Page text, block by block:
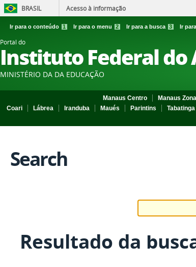
BRASIL Acesso à informação
Ir para o conteúdo 1 Ir para o menu 2 Ir para a busca 3 Ir
Portal do
Instituto Federal do
MINISTÉRIO DA DA EDUCAÇÃO
Manaus Centro Manaus
Coari
Lábrea Iranduba Maués Parintins Tabatinga
Search
Resultado da